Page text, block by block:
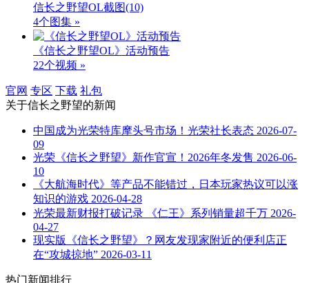
信长之野望OL截图(10)
4个图集 »
《信长之野望OL》活动预告
22个视频 »
官网 专区 下载 礼包
关于信长之野望的新闻
中国成为光荣特库摩头号市场！光荣社长表态 2026-07-
09
光荣《信长之野望》新作官宣！2026年冬发售 2026-06-
10
《大航海时代》等产品不能错过，日本玩家热议可以涨
知识的游戏 2026-04-28
光荣最新财报打破记录 《仁王》系列销量超千万 2026-
04-27
现实版《信长之野望》？网友发现家附近的便利店正
在“攻城掠地” 2026-03-11
热门新闻排行